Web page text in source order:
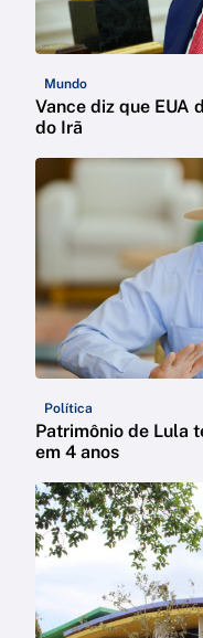
Mundo
Vance diz que EUA
do Irã
Política
Patrimônio de Lula
em 4 anos